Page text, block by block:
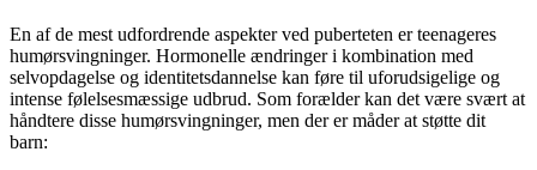
En af de mest udfordrende aspekter ved puberteten er teenageres
humørsvingninger. Hormonelle ændringer i kombination med
selvopdagelse og identitetsdannelse kan føre til uforudsigelige og
intense følelsesmæssige udbrud. Som forælder kan det være svært at
håndtere disse humørsvingninger, men der er måder at støtte dit
barn: